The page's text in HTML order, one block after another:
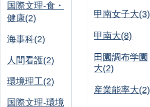
国際文理-食・
健康(2)
海事科(2)
人間看護(2)
環境理工(2)
国際文理-環境
甲南女子大(3)
甲南大(8)
田園調布学園
大(2)
産業能率大(2)